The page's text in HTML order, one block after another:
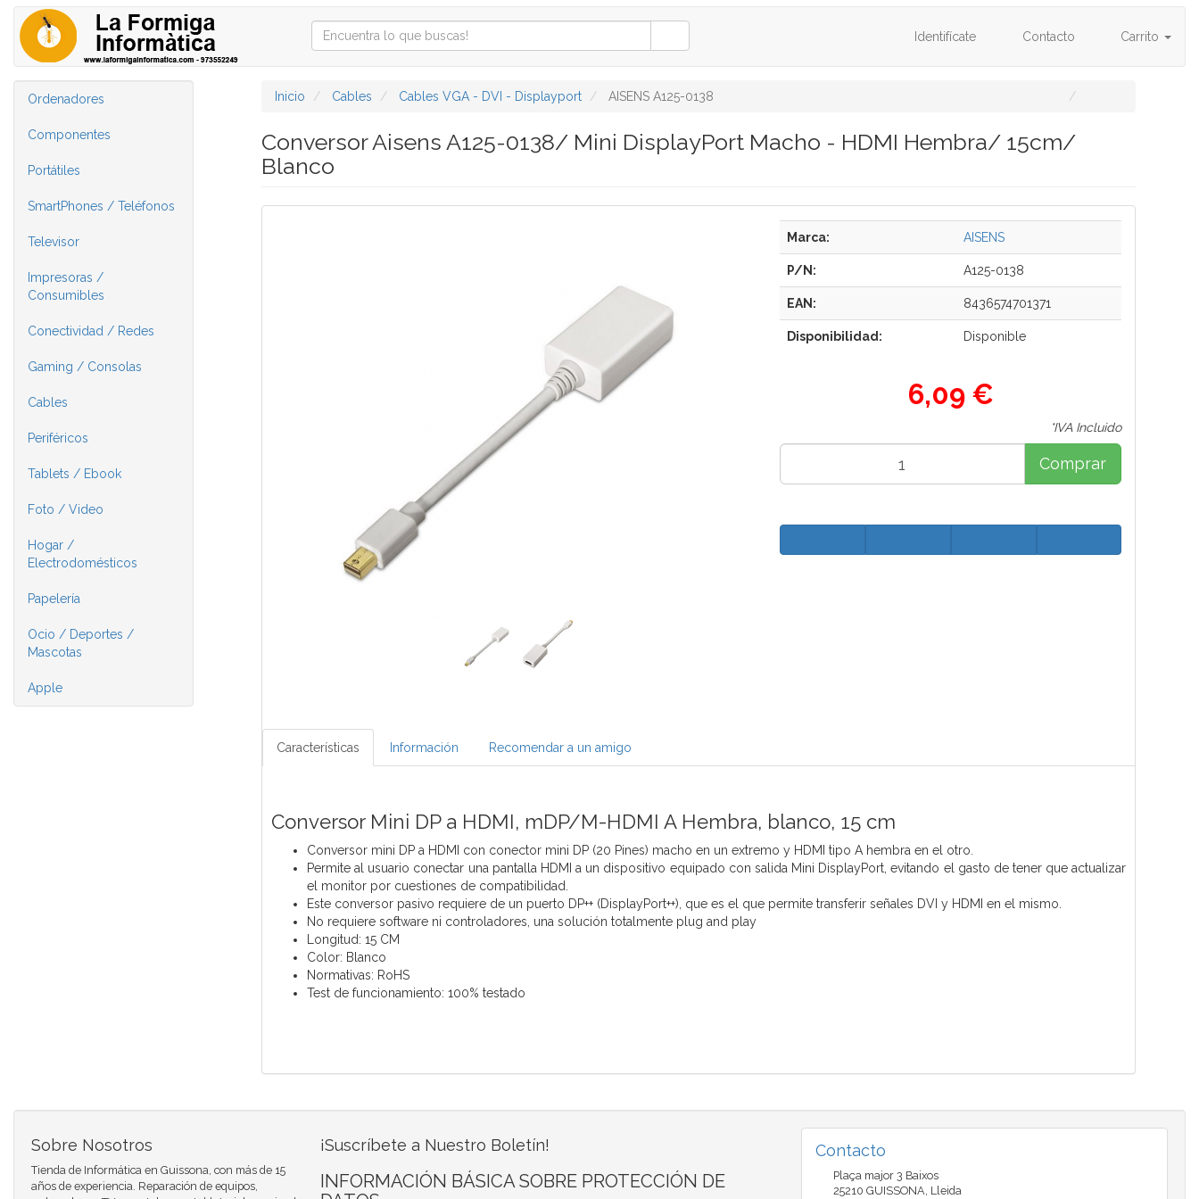
Identifícate Contacto Carrito
Ordenadores
Componentes
Portátiles
SmartPhones / Teléfonos
Televisor
Impresoras /
Consumibles
Conectividad / Redes
Gaming / Consolas
Cables
Periféricos
Tablets / Ebook
Foto / Video
Hogar /
Electrodomésticos
Papelería
Ocio / Deportes /
Mascotas
Apple
Inicio Cables Cables VGA - DVI - Displayport AISENS A125-0138
Conversor Aisens A125-0138/ Mini DisplayPort Macho - HDMI Hembra/ 15cm/
Blanco
Marca: AISENS
P/N: A125-0138
EAN: 8436574701371
Disponibilidad: Disponible
6,09 €
*IVA Incluido
Comprar
Características Información Recomendar a un amigo
Conversor Mini DP a HDMI, mDP/M-HDMI A Hembra, blanco, 15 cm
Conversor mini DP a HDMI con conector mini DP (20 Pines) macho en un extremo y HDMI tipo A hembra en el otro.
Permite al usuario conectar una pantalla HDMI a un dispositivo equipado con salida Mini DisplayPort, evitando el gasto de tener que actualizar
el monitor por cuestiones de compatibilidad.
Este conversor pasivo requiere de un puerto DP++ (DisplayPort++), que es el que permite transferir señales DVI y HDMI en el mismo.
No requiere software ni controladores, una solución totalmente plug and play
Longitud: 15 CM
Color: Blanco
Normativas: RoHS
Test de funcionamiento: 100% testado
Sobre Nosotros
Tienda de Informática en Guissona, con más de 15
años de experiencia. Reparación de equipos,
¡Suscríbete a Nuestro Boletín!
INFORMACIÓN BÁSICA SOBRE PROTECCIÓN DE
Contacto
Plaça major 3 Baixos
25210 GUISSONA, Lleida